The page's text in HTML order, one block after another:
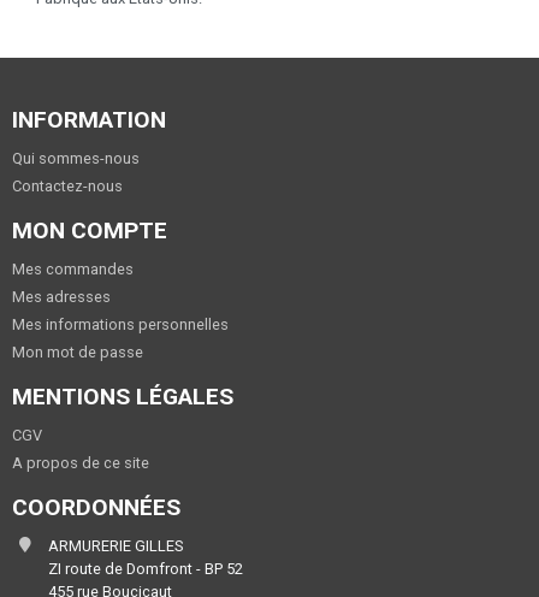
INFORMATION
Qui sommes-nous
Contactez-nous
MON COMPTE
Mes commandes
Mes adresses
Mes informations personnelles
Mon mot de passe
MENTIONS LÉGALES
CGV
A propos de ce site
COORDONNÉES
ARMURERIE GILLES
ZI route de Domfront - BP 52
455 rue Boucicaut